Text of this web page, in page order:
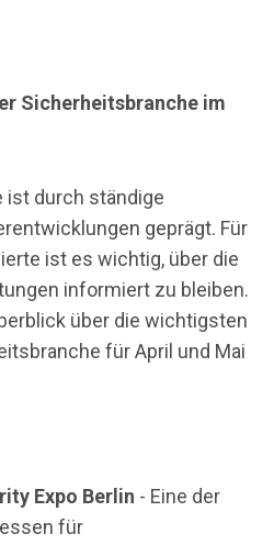
auf die operative
meist im Hintergrund
Olympische Spiele
Bereits b...
Sicherheitsbranche im
ist durch ständige
geprägt. Für
ist es wichtig, über die
informiert zu bleiben.
über die wichtigsten
für April und Mai
Expo Berlin - Eine der
für